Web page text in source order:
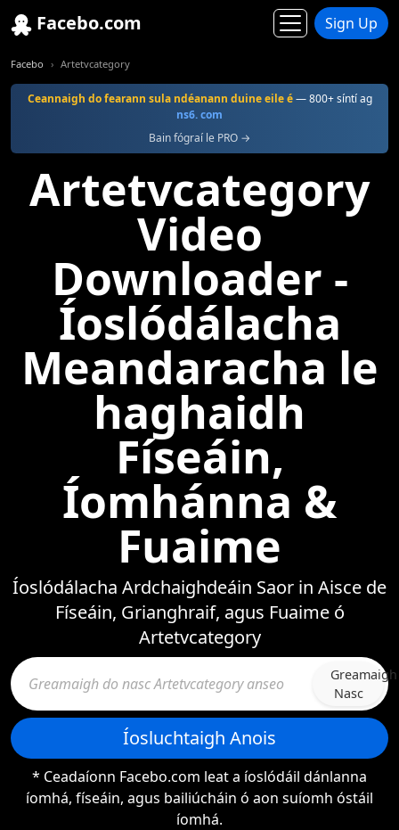
Facebo.com Sign Up
Facebo Artetvcategory
Ceannaigh do fearann sula ndéanann duine eile é— 800+ síntí ag
ns6. com
Bain fógraí le PRO →
Artetvcategory
Video
Downloader -
Íoslódálacha
Meandaracha le
haghaidh
Físeáin,
Íomhánna &
Fuaime
Íoslódálacha Ardchaighdeáin Saor in Aisce de
Físeáin, Grianghraif, agus Fuaime ó
Artetvcategory
Greamaigh
Nasc
Íosluchtaigh Anois
* Ceadaíonn Facebo.com leat a íoslódáil dánlanna
íomhá, físeáin, agus bailiúcháin ó aon suíomh óstáil
íomhá.